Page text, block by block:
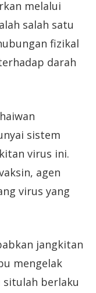
melalui
salah satu
fizikal
darah
sistem
virus ini.
agen
virus yang
jangkitan
mengelak
situlah berlaku